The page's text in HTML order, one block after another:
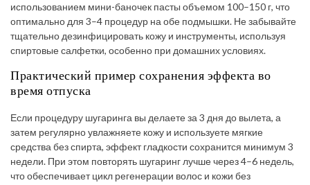
использованием мини-баночек пасты объемом 100–150 г, что
оптимально для 3–4 процедур на обе подмышки. Не забывайте
тщательно дезинфицировать кожу и инструменты, используя
спиртовые салфетки, особенно при домашних условиях.
Практический пример сохранения эффекта во
время отпуска
Если процедуру шугаринга вы делаете за 3 дня до вылета, а
затем регулярно увлажняете кожу и используете мягкие
средства без спирта, эффект гладкости сохранится минимум 3
недели. При этом повторять шугаринг лучше через 4–6 недель,
что обеспечивает цикл регенерации волос и кожи без